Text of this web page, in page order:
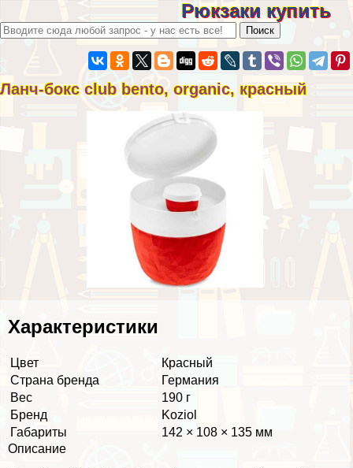
Рюкзаки купить
Ланч-бокс club bento, organic, красный
Хаpaктеристики
Цвет
Красный
Страна бренда
Германия
Вес
190 г
Бренд
Koziol
Габариты
142 × 108 × 135 мм
Описание